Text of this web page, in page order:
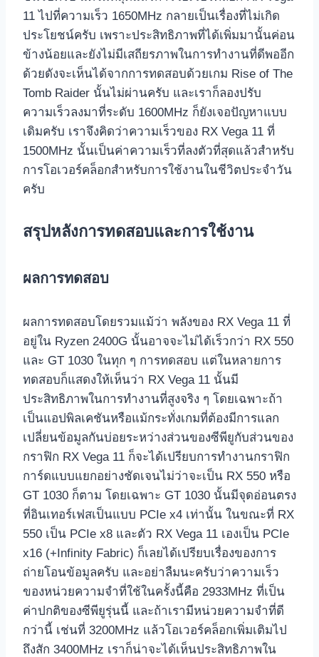
11 ไปที่ความเร็ว 1650MHz กลายเป็นเรื่องที่ไม่เกิด
ประโยชน์ครับ เพราะประสิทธิภาพที่ได้เพิ่มมานั้นค่อน
ข้างน้อยและยังไม่มีเสถียรภาพในการทำงานที่ดีพออีก
ด้วยดังจะเห็นได้จากการทดสอบด้วยเกม Rise of The
Tomb Raider นั้นไม่ผ่านครับ และเราก็ลองปรับ
ความเร็วลงมาที่ระดับ 1600MHz ก็ยังเจอปัญหาแบบ
เดิมครับ เราจึงคิดว่าความเร็วของ RX Vega 11 ที่
1500MHz นั้นเป็นค่าความเร็วที่ลงตัวที่สุดแล้วสำหรับ
การโอเวอร์คล็อกสำหรับการใช้งานในชีวิตประจำวัน
ครับ
สรุปหลังการทดสอบและการใช้งาน
ผลการทดสอบ
ผลการทดสอบโดยรวมแม้ว่า พลังของ RX Vega 11 ที่
อยู่ใน Ryzen 2400G นั้นอาจจะไม่ได้เร็วกว่า RX 550
และ GT 1030 ในทุก ๆ การทดสอบ แต่ในหลายการ
ทดสอบก็แสดงให้เห็นว่า RX Vega 11 นั้นมี
ประสิทธิภาพในการทำงานที่สูงจริง ๆ โดยเฉพาะถ้า
เป็นแอปพิลเคชันหรือแม้กระทั่งเกมที่ต้องมีการแลก
เปลี่ยนข้อมูลกันบ่อยระหว่างส่วนของซีพียูกับส่วนของ
กราฟิก RX Vega 11 ก็จะได้เปรียบการทำงานกราฟิก
การ์ดแบบแยกอย่างชัดเจนไม่ว่าจะเป็น RX 550 หรือ
GT 1030 ก็ตาม โดยเฉพาะ GT 1030 นั้นมีจุดอ่อนตรง
ที่อินเทอร์เฟสเป็นแบบ PCIe x4 เท่านั้น ในขณะที่ RX
550 เป็น PCIe x8 และตัว RX Vega 11 เองเป็น PCIe
x16 (+Infinity Fabric) ก็เลยได้เปรียบเรื่องของการ
ถ่ายโอนข้อมูลครับ และอย่าลืมนะครับว่าความเร็ว
ของหน่วยความจำที่ใช้ในครั้งนี้คือ 2933MHz ที่เป็น
ค่าปกติของซีพียูรุ่นนี้ และถ้าเรามีหน่วยความจำที่ดี
กว่านี้ เช่นที่ 3200MHz แล้วโอเวอร์คล็อกเพิ่มเติมไป
ถึงสัก 3400MHz เราก็น่าจะได้เห็นประสิทธิภาพใน